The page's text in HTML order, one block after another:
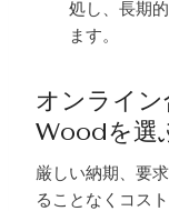
処し、長期
ます。
オンライ
Woodを選
厳しい納期、要
ることなくコス